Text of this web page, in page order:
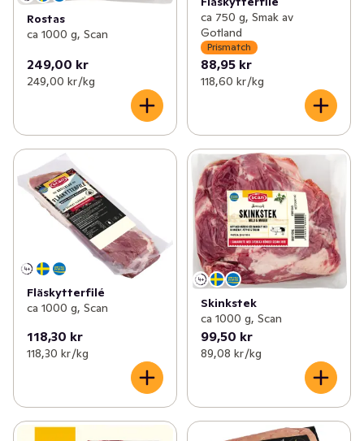
Rostas
ca 1000 g, Scan
249,00 kr
249,00 kr /kg
ca 750 g, Smak av
Gotland
Prismatch
88,95 kr
118,60 kr /kg
Fläskytterfilé
ca 1000 g, Scan
118,30 kr
118,30 kr /kg
Skinkstek
ca 1000 g, Scan
99,50 kr
89,08 kr /kg